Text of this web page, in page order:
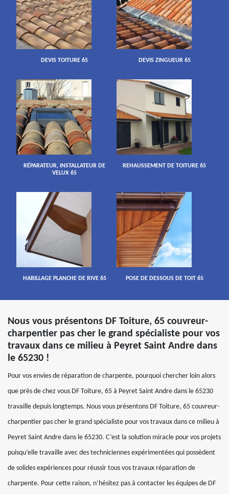
DEVIS TOITURE 65 DEVIS ZINGUEUR 65
RÉPARATEUR, INSTALLATEUR DE
VELUX 65
REHAUSSEMENT DE TOITURE 65
HABILLAGE PLANCHE DE RIVE 65 POSE DE DESSOUS DE TOIT 65
Nous vous présentons DF Toiture, 65 couvreur-
charpentier pas cher le grand spécialiste pour vos
travaux dans ce milieu à Peyret Saint Andre dans
le 65230 !
Pour vos envies de réparation de charpente, pourquoi chercher loin alors
que près de chez vous DF Toiture, 65 à Peyret Saint Andre dans le 65230
travaille depuis longtemps. Nous vous présentons DF Toiture, 65 couvreur-
charpentier pas cher le grand spécialiste pour vos travaux dans ce milieu à
Peyret Saint Andre dans le 65230. C’est la solution miracle pour vos projets
puisqu’elle travaille avec des techniciennes expérimentées qui possèdent
de solides expériences pour réussir tous vos travaux réparation de
charpente. Pour cette raison, n’hésitez pas à contacter les équipes de DF